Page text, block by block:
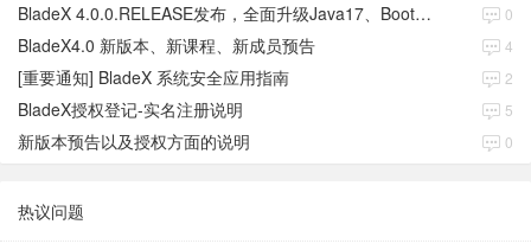
BladeX 4.0.0.RELEASE发布，全面升级Java17、Boot3、Cloud2023 0
BladeX4.0 新版本、新课程、新成员预告 4
[重要通知] BladeX 系统安全应用指南 2
BladeX授权登记-实名注册说明 5
新版本预告以及授权方面的说明 0
热议问题